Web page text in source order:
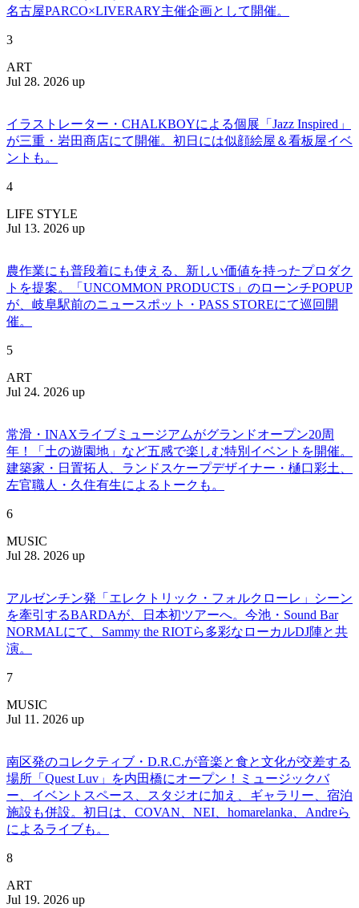
名古屋PARCO×LIVERARY主催企画として開催。
3
ART
Jul 28. 2026 up
イラストレーター・CHALKBOYによる個展「Jazz Inspired」
が三重・岩田商店にて開催。初日には似顔絵屋＆看板屋イベ
ントも。
4
LIFE STYLE
Jul 13. 2026 up
農作業にも普段着にも使える、新しい価値を持ったプロダク
トを提案。「UNCOMMON PRODUCTS」のローンチPOPUP
が、岐阜駅前のニュースポット・PASS STOREにて巡回開
催。
5
ART
Jul 24. 2026 up
常滑・INAXライブミュージアムがグランドオープン20周
年！「土の遊園地」など五感で楽しむ特別イベントを開催。
建築家・日置拓人、ランドスケープデザイナー・樋口彩土、
左官職人・久住有生によるトークも。
6
MUSIC
Jul 28. 2026 up
アルゼンチン発「エレクトリック・フォルクローレ」シーン
を牽引するBARDAが、日本初ツアーへ。今池・Sound Bar
NORMALにて、Sammy the RIOTら多彩なローカルDJ陣と共
演。
7
MUSIC
Jul 11. 2026 up
南区発のコレクティブ・D.R.C.が⾳楽と⾷と⽂化が交差する
場所「Quest Luv」を内田橋にオープン！ミュージックバ
ー、イベントスペース、スタジオに加え、ギャラリー、宿泊
施設も併設。初日は、COVAN、NEI、homarelanka、Andreら
によるライブも。
8
ART
Jul 19. 2026 up